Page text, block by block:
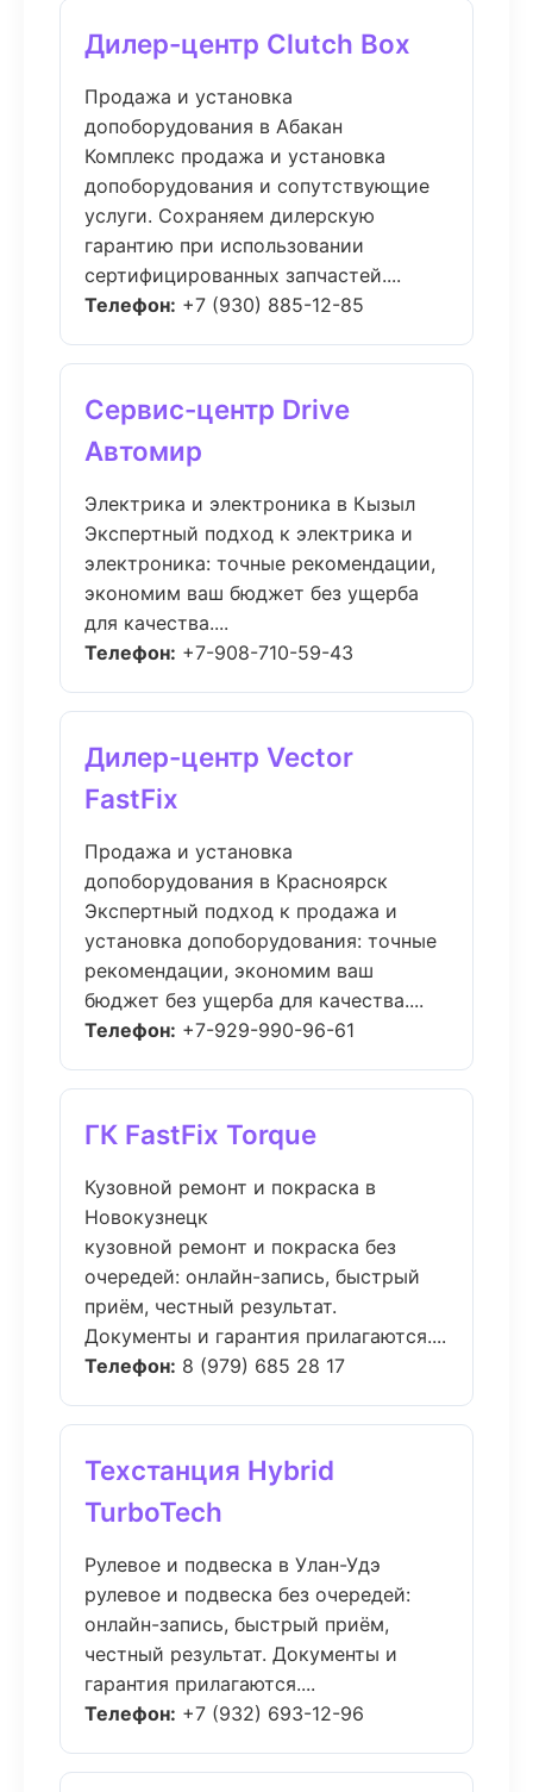
Дилер-центр Clutch Box
Продажа и установка
допоборудования в Абакан
Комплекс продажа и установка
допоборудования и сопутствующие
услуги. Сохраняем дилерскую
гарантию при использовании
сертифицированных запчастей....
Телефон: +7 (930) 885-12-85
Сервис-центр Drive
Автомир
Электрика и электроника в Кызыл
Экспертный подход к электрика и
электроника: точные рекомендации,
экономим ваш бюджет без ущерба
для качества....
Телефон: +7-908-710-59-43
Дилер-центр Vector
FastFix
Продажа и установка
допоборудования в Красноярск
Экспертный подход к продажа и
установка допоборудования: точные
рекомендации, экономим ваш
бюджет без ущерба для качества....
Телефон: +7-929-990-96-61
ГК FastFix Torque
Кузовной ремонт и покраска в
Новокузнецк
кузовной ремонт и покраска без
очередей: онлайн-запись, быстрый
приём, честный результат.
Документы и гарантия прилагаются....
Телефон: 8 (979) 685 28 17
Техстанция Hybrid
TurboTech
Рулевое и подвеска в Улан-Удэ
рулевое и подвеска без очередей:
онлайн-запись, быстрый приём,
честный результат. Документы и
гарантия прилагаются....
Телефон: +7 (932) 693-12-96